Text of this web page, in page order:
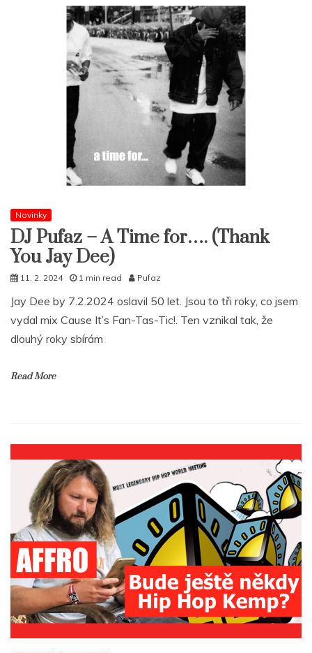
Novinky
DJ Pufaz – A Time for…. (Thank
You Jay Dee)
11. 2. 2024 1 min read Pufaz
Jay Dee by 7.2.2024 oslavil 50 let. Jsou to tři roky, co jsem
vydal mix Cause It’s Fan-Tas-Tic!. Ten vznikal tak, že
dlouhý roky sbírám
Read More